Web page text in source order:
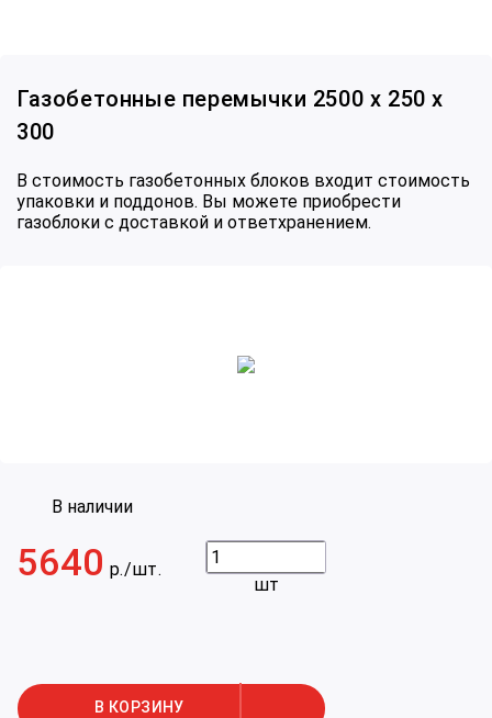
Газобетонные перемычки 2500 х 250 х
300
В стоимость газобетонных блоков входит стоимость
упаковки и поддонов. Вы можете приобрести
газоблоки с доставкой и ответхранением.
5640 р./шт.
шт